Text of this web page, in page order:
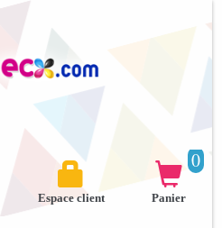
0

Panier

Espace client